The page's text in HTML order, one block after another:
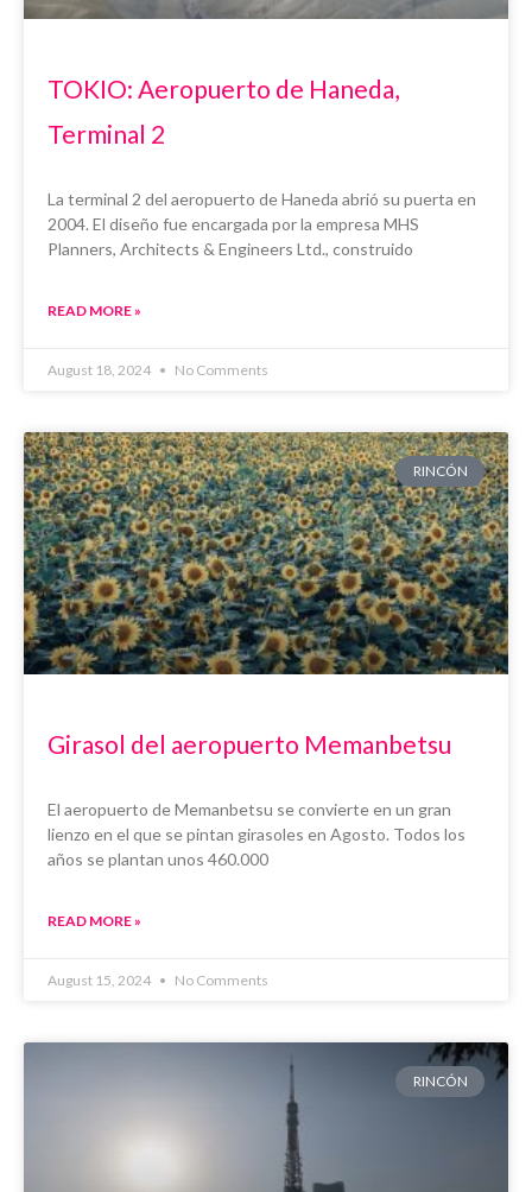
TOKIO: Aeropuerto de Haneda,
Terminal 2
La terminal 2 del aeropuerto de Haneda abrió su puerta en
2004. El diseño fue encargada por la empresa MHS
Planners, Architects & Engineers Ltd., construido
READ MORE »
August 18, 2024 No Comments
RINCÓN
Girasol del aeropuerto Memanbetsu
El aeropuerto de Memanbetsu se convierte en un gran
lienzo en el que se pintan girasoles en Agosto. Todos los
años se plantan unos 460.000
READ MORE »
August 15, 2024 No Comments
RINCÓN